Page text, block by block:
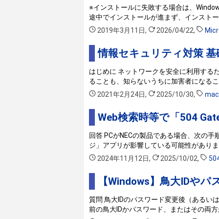
※インストールに失敗する場合は、
途中でインストールが進まず、インスト
2019年3月11日, 2026/04/22,
情報セキュリティ対策 基
はじめに ネットワークを安全に利用する
ることも、知らないうちに加害者になる
2021年2月24日, 2025/10/30,
Web検索時等で「504
回答 PCがNECの製品である場合、次の
ジ」アプリが影響している可能性があり
2024年11月12日, 2025/10/02,
【Windows】鳥大IDや
質問 鳥大IDのパスワード変更後（あるい
前の鳥大IDかパスワード、またはその両